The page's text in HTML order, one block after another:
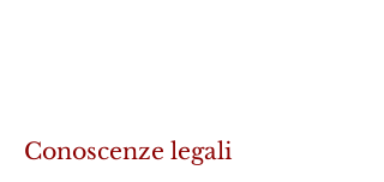
Conoscenze legali